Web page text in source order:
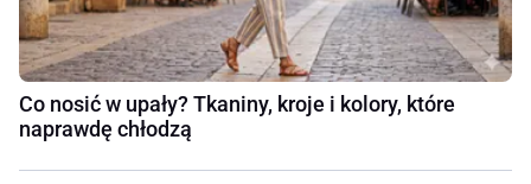
Co nosić w upały? Tkaniny, kroje i kolory, które
naprawdę chłodzą